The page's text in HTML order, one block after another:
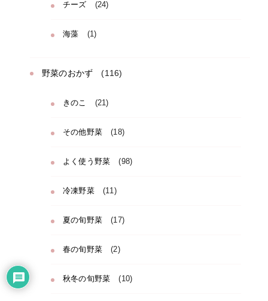
チーズ (24)
海藻 (1)
野菜のおかず (116)
きのこ (21)
その他野菜 (18)
よく使う野菜 (98)
冷凍野菜 (11)
夏の旬野菜 (17)
春の旬野菜 (2)
秋冬の旬野菜 (10)